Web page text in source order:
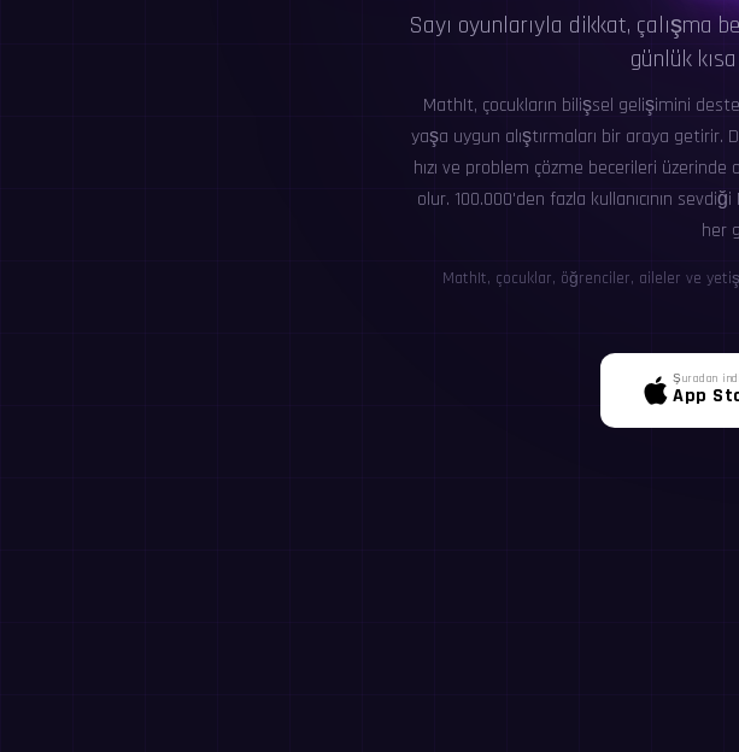
Sayı oyunlarıyla dikkat, çalışma
günlük
MathIt, çocukların bilişsel gelişimini
yaşa uygun alıştırmaları bir araya
hızı ve problem çözme becerileri
olur. 100.000'den fazla kullanıcının
her
MathIt, çocuklar, öğrenciler, aileler ve
Şuradan
App